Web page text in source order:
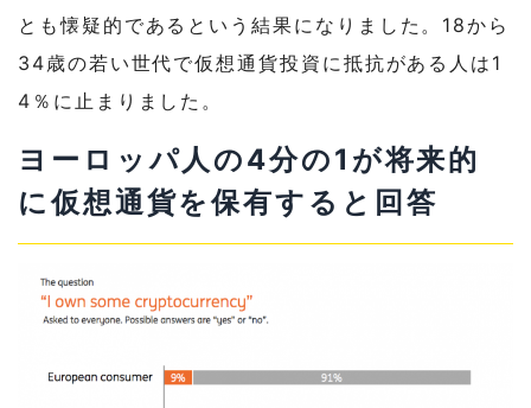
とも懐疑的であるという結果になりました。18から
34歳の若い世代で仮想通貨投資に抵抗がある人は1
4％に止まりました。
ヨーロッパ人の4分の1が将来的
に仮想通貨を保有すると回答